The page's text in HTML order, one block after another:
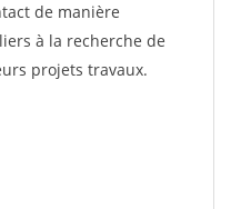
de manière
à la recherche de
projets travaux.